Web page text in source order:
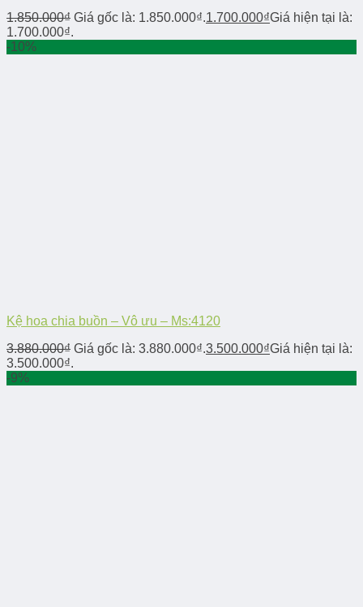
1.850.000₫ Giá gốc là: 1.850.000₫.1.700.000₫Giá hiện tại là:
1.700.000₫.
-10%
Kệ hoa chia buồn – Vô ưu – Ms:4120
3.880.000₫ Giá gốc là: 3.880.000₫.3.500.000₫Giá hiện tại là:
3.500.000₫.
-9%